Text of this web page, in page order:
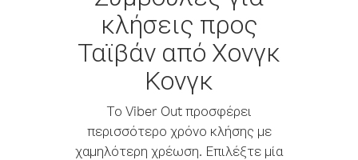
κλήσεις προς
Ταϊβάν από Χονγκ
Κονγκ
Το Viber Out προσφέρει
περισσότερο χρόνο κλήσης με
χαμηλότερη χρέωση. Επιλέξτε μία